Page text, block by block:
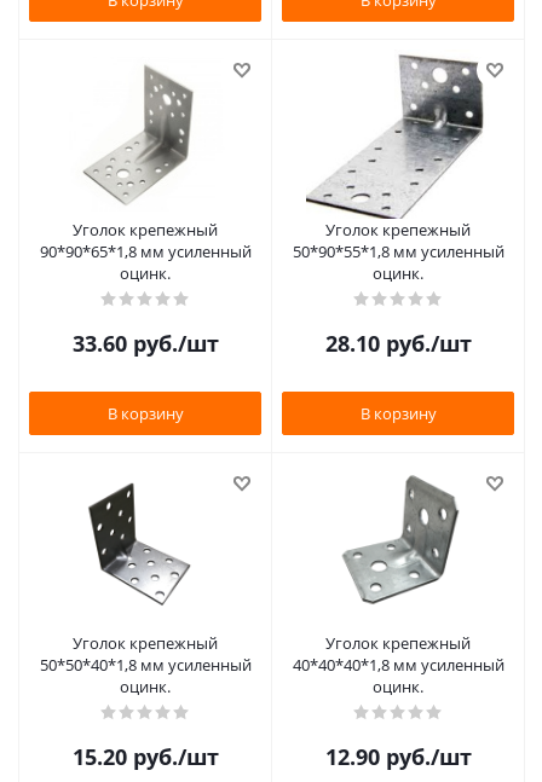
Уголок крепежный
90*90*65*1,8 мм усиленный
оцинк.
33.60руб./шт
В корзину
Уголок крепежный
50*90*55*1,8 мм усиленный
оцинк.
28.10руб./шт
В корзину
Уголок крепежный
50*50*40*1,8 мм усиленный
оцинк.
15.20руб./шт
Уголок крепежный
40*40*40*1,8 мм усиленный
оцинк.
12.90руб./шт